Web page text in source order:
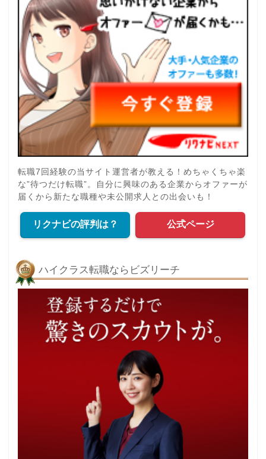
転職7回経験の当サイト運営者が教える！めちゃくちゃ楽
な”待つだけ転職”。自分に興味のある企業からオファーが
届くから新たな職種や未公開求人との出会いも！
リクナビの評判は？ 公式ページ
ハイクラス転職ならビズリーチ